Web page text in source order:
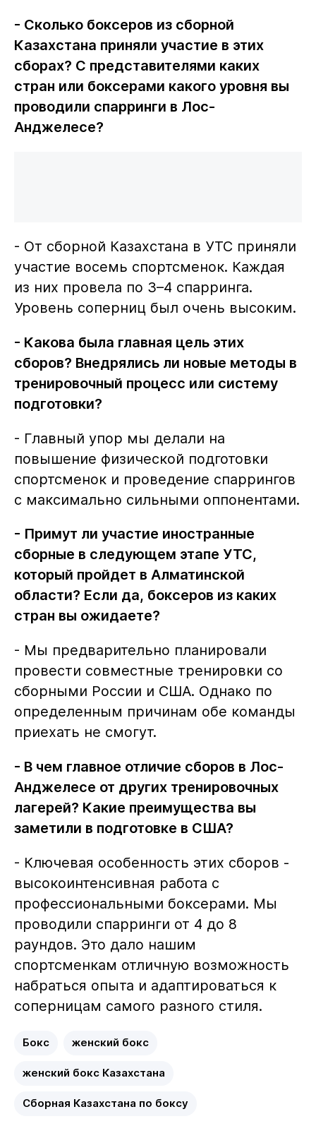
- Сколько боксеров из сборной
Казахстана приняли участие в этих
сборах? С представителями каких
стран или боксерами какого уровня вы
проводили спарринги в Лос-
Анджелесе?
- От сборной Казахстана в УТС приняли
участие восемь спортсменок. Каждая
из них провела по 3–4 спарринга.
Уровень соперниц был очень высоким.
- Какова была главная цель этих
сборов? Внедрялись ли новые методы в
тренировочный процесс или систему
подготовки?
- Главный упор мы делали на
повышение физической подготовки
спортсменок и проведение спаррингов
с максимально сильными оппонентами.
- Примут ли участие иностранные
сборные в следующем этапе УТС,
который пройдет в Алматинской
области? Если да, боксеров из каких
стран вы ожидаете?
- Мы предварительно планировали
провести совместные тренировки со
сборными России и США. Однако по
определенным причинам обе команды
приехать не смогут.
- В чем главное отличие сборов в Лос-
Анджелесе от других тренировочных
лагерей? Какие преимущества вы
заметили в подготовке в США?
- Ключевая особенность этих сборов -
высокоинтенсивная работа с
профессиональными боксерами. Мы
проводили спарринги от 4 до 8
раундов. Это дало нашим
спортсменкам отличную возможность
набраться опыта и адаптироваться к
соперницам самого разного стиля.
Бокс женский бокс
женский бокс Казахстана
Сборная Казахстана по боксу